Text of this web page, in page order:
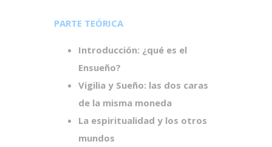
PARTE TEÓRICA
Introducción: ¿qué es el
Ensueño?
Vigilia y Sueño: las dos caras
de la misma moneda
La espiritualidad y los otros
mundos